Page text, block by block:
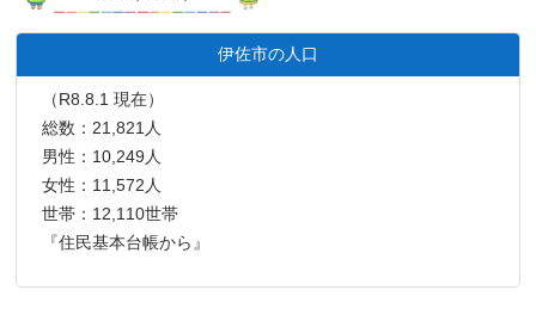
伊佐市の人口
（R8.8.1 現在）
総数：21,821人
男性：10,249人
女性：11,572人
世帯：12,110世帯
『住民基本台帳から』